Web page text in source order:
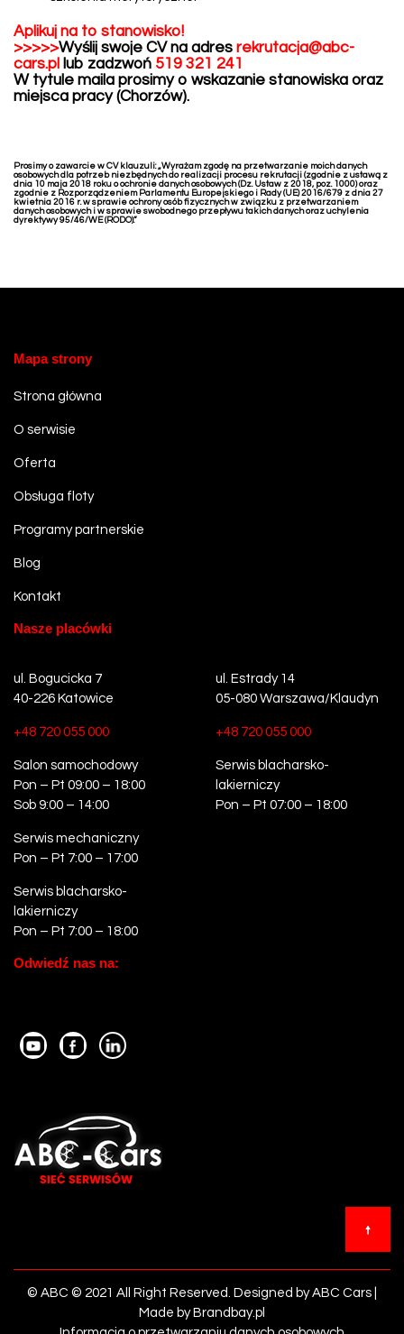
Aplikuj na to stanowisko!
>>>>>Wyślij swoje CV na adres rekrutacja@abc-
cars.pl lub zadzwoń 519 321 241
W tytule maila prosimy o wskazanie stanowiska oraz
miejsca pracy (Chorzów).
Prosimy o zawarcie w CV klauzuli: „Wyrażam zgodę na przetwarzanie moich danych
osobowych dla potrzeb niezbędnych do realizacji procesu rekrutacji (zgodnie z ustawą z
dnia 10 maja 2018 roku o ochronie danych osobowych (Dz. Ustaw z 2018, poz. 1000) oraz
zgodnie z Rozporządzeniem Parlamentu Europejskiego i Rady (UE) 2016/679 z dnia 27
kwietnia 2016 r. w sprawie ochrony osób fizycznych w związku z przetwarzaniem
danych osobowych i w sprawie swobodnego przepływu takich danych oraz uchylenia
dyrektywy 95/46/WE (RODO).”
Mapa strony
Strona główna
O serwisie
Oferta
Obsługa floty
Programy partnerskie
Blog
Kontakt
Nasze placówki
ul. Bogucicka 7
40-226 Katowice
+48 720 055 000
Salon samochodowy
Pon – Pt 09:00 – 18:00
Sob 9:00 – 14:00
Serwis mechaniczny
Pon – Pt 7:00 – 17:00
Serwis blacharsko-
lakierniczy
Pon – Pt 7:00 – 18:00
ul. Estrady 14
05-080 Warszawa/Klaudyn
+48 720 055 000
Serwis blacharsko-
lakierniczy
Pon – Pt 07:00 – 18:00
Odwiedź nas na:
© ABC © 2021 All Right Reserved. Designed by ABC Cars |
Made by Brandbay.pl